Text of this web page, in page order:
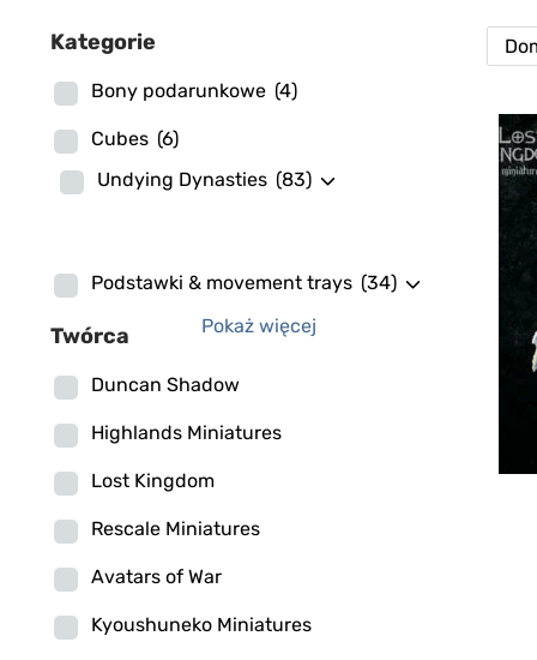
Kategorie
Bony podarunkowe (4)
Cubes (6)
Undying Dynasties (83)
Podstawki & movement trays (34)
Pokaż więcej
Twórca
Duncan Shadow
Highlands Miniatures
Lost Kingdom
Rescale Miniatures
Avatars of War
Kyoushuneko Miniatures